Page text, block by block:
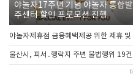
야놀자17주년 기념 야놀자 통합발
주센터 할인 프로모션 진행
야놀자제휴점 금융혜택제공 위한 제휴 및
울산시, 피서․행락지 주변 불법행위 19